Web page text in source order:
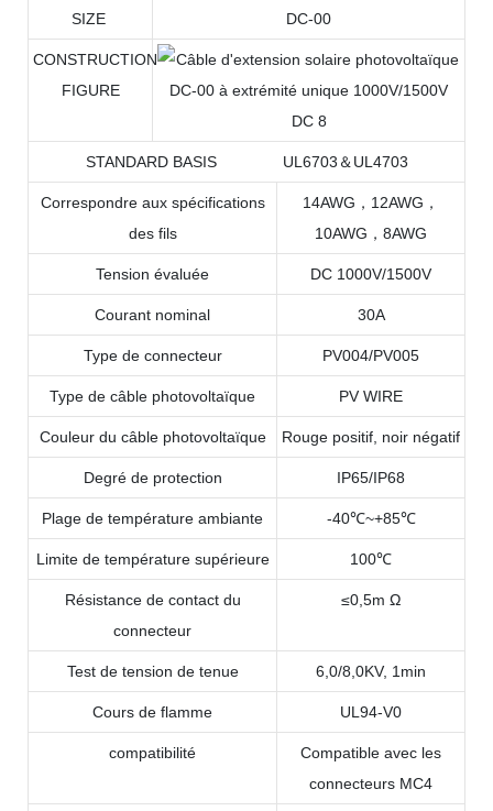
SIZE DC-00
CONSTRUCTION
FIGURE
STANDARD BASIS UL6703＆UL4703
Correspondre aux spécifications
des fils
14AWG，12AWG，
10AWG，8AWG
Tension évaluée DC 1000V/1500V
Courant nominal 30A
Type de connecteur PV004/PV005
Type de câble photovoltaïque PV WIRE
Couleur du câble photovoltaïque Rouge positif, noir négatif
Degré de protection IP65/IP68
Plage de température ambiante -40℃~+85℃
Limite de température supérieure 100℃
Résistance de contact du
connecteur
≤0,5m Ω
Test de tension de tenue 6,0/8,0KV, 1min
Cours de flamme UL94-V0
compatibilité
Compatible avec les
connecteurs MC4